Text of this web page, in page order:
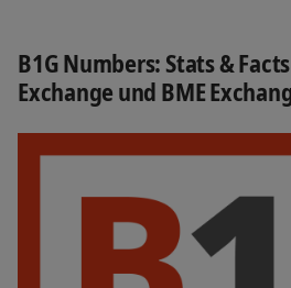
B1G Numbers: Stats &
Exchange und BME